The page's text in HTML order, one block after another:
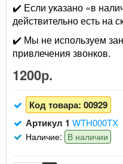
✔️ Если указано «в
действительно есть на
✔️ Мы не используем
привлечения звонков.
1200р.
Код товара: 00929
Артикул 1 WTH000TX
Наличие: В наличии